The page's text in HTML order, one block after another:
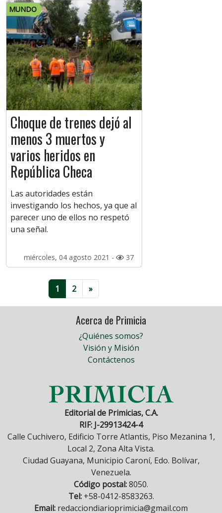
MUNDO
Choque de trenes dejó al
menos 3 muertos y
varios heridos en
República Checa
Las autoridades están
investigando los hechos, ya que al
parecer uno de ellos no respetó
una señal.
miércoles, 04 agosto 2021 - 37
1 2 »
Acerca de Primicia
¿Quiénes somos?
Visión y Misión
Contáctenos
Editorial de Primicias, C.A.
RIF: J-29913424-4
Calle Cuchivero, Edificio Torre Atlantis, Piso Mezanina 1,
Local 2, Zona Alta Vista.
Ciudad Guayana, Municipio Caroní, Edo. Bolívar,
Venezuela.
Código postal:8050.
Tel:+58-0412-8583263.
Email: redacciondiarioprimicia@gmail.com